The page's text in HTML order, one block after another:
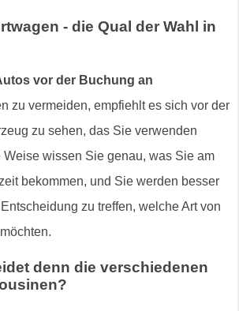
- die Qual der Wahl in
vor der Buchung an
zu vermeiden, empfiehlt es sich vor der
zu sehen, das Sie verwenden
Weise wissen Sie genau, was Sie am
bekommen, und Sie werden besser
zu treffen, welche Art von
denn die verschiedenen